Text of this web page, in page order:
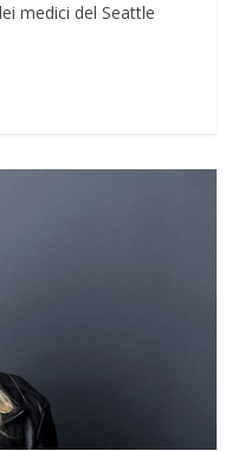
medici del Seattle